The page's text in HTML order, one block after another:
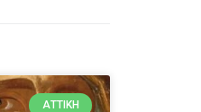
ΑΤΤΙΚΉ